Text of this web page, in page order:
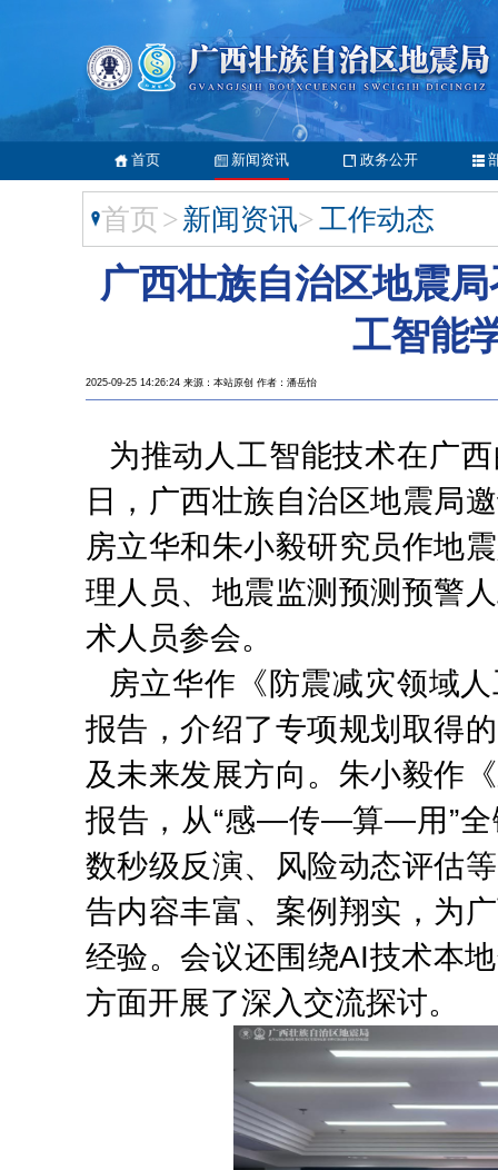
首页 新闻资讯 政务公开
首页> 新闻资讯> 工作动态
广西壮族自治区地震
工智能
2025-09-25 14:26:24 来源：本站原创 作者：潘岳怡
为推动人工智能技术在广
日，广西壮族自治区地震局
房立华和朱小毅研究员作地
理人员、地震监测预测预警
术人员参会。
房立华作《防震减灾领域
报告，介绍了专项规划取得
及未来发展方向。朱小毅作
报告，从“感—传—算—用”全
数秒级反演、风险动态评估
告内容丰富、案例翔实，为
经验。会议还围绕AI技术本
方面开展了深入交流探讨。